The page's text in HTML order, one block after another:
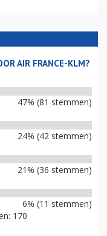
AIR FRANCE-KLM?
47% (81 stemmen)
24% (42 stemmen)
21% (36 stemmen)
6% (11 stemmen)
170